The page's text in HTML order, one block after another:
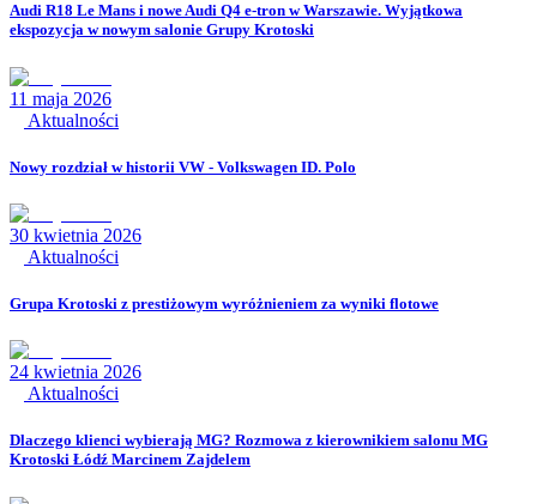
Audi R18 Le Mans i nowe Audi Q4 e-tron w Warszawie. Wyjątkowa
ekspozycja w nowym salonie Grupy Krotoski
11 maja 2026
Aktualności
Nowy rozdział w historii VW - Volkswagen ID. Polo
30 kwietnia 2026
Aktualności
Grupa Krotoski z prestiżowym wyróżnieniem za wyniki flotowe
24 kwietnia 2026
Aktualności
Dlaczego klienci wybierają MG? Rozmowa z kierownikiem salonu MG
Krotoski Łódź Marcinem Zajdelem